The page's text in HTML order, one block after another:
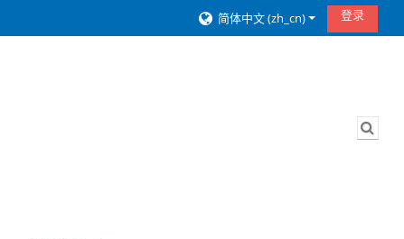
简体中文 ‎(zh_cn)‎ 登录